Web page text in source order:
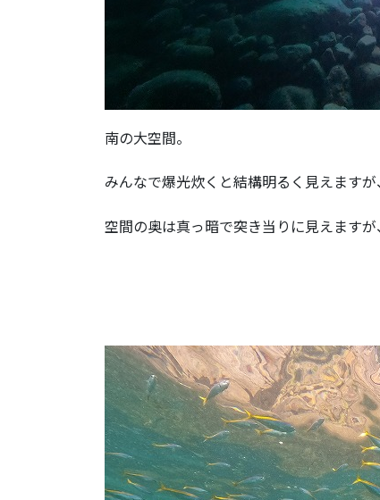
南の大空間。
みんなで爆光炊くと結構明るく見えますが
空間の奥は真っ暗で突き当りに見えます